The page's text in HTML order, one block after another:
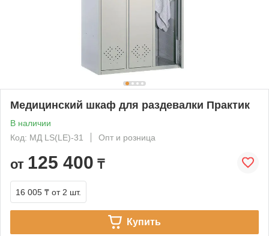
Медицинский шкаф для раздевалки Практик
В наличии
Код: МД LS(LE)-31
Опт и розница
от 125 400 ₸
16 005 ₸ от 2 шт.
Купить